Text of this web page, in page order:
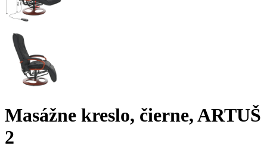
Masážne kreslo, čierne, ARTUŠ
2